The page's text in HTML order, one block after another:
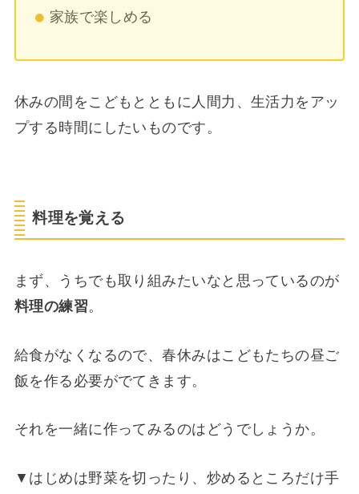
家族で楽しめる
休みの間をこどもとともに人間力、生活力をアッ
プする時間にしたいものです。
料理を覚える
まず、うちでも取り組みたいなと思っているのが
料理の練習。
給食がなくなるので、春休みはこどもたちの昼ご
飯を作る必要がでてきます。
それを一緒に作ってみるのはどうでしょうか。
▼はじめは野菜を切ったり、炒めるところだけ手